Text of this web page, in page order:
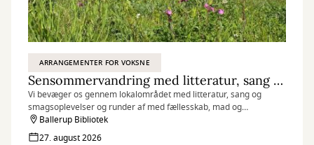
ARRANGEMENTER FOR VOKSNE
Sensommervandring med litteratur, sang og smagsprøver
Vi bevæger os gennem lokalområdet med litteratur, sang og
smagsoplevelser og runder af med fællesskab, mad og
sommerdessert i hyggelige rammer.
Ballerup Bibliotek
27. august 2026